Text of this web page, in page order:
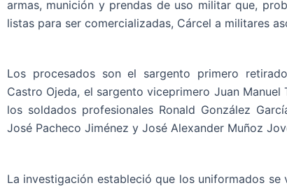
armas, munición y prendas de uso militar que,
listas para ser comercializadas, Cárcel a militares
Los procesados son el sargento primero
Castro Ojeda, el sargento viceprimero Juan Manuel
los soldados profesionales Ronald González
José Pacheco Jiménez y José Alexander Muñoz
La investigación estableció que los uniformados se